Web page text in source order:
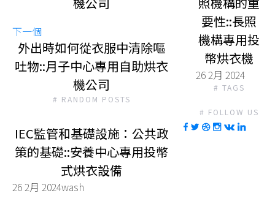
下一個
外出時如何從衣服中清除嘔
吐物::月子中心專用自助烘衣
機公司
# RANDOM POSTS
IEC監管和基礎設施：公共政
策的基礎::安養中心專用投幣
式烘衣設備
26 2月 2024wash
要性::長照
機構專用投
幣烘衣機
26 2月 2024
# TAGS
# FOLLOW US